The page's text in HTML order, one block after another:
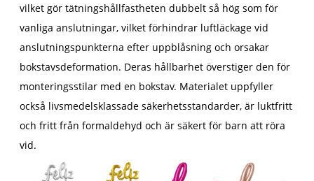
vilket gör tätningshållfastheten dubbelt så hög som för
vanliga anslutningar, vilket förhindrar luftläckage vid
anslutningspunkterna efter uppblåsning och orsakar
bokstavsdeformation. Deras hållbarhet överstiger den för
monteringsstilar med en bokstav. Materialet uppfyller
också livsmedelsklassade säkerhetsstandarder, är luktfritt
och fritt från formaldehyd och är säkert för barn att röra
vid.